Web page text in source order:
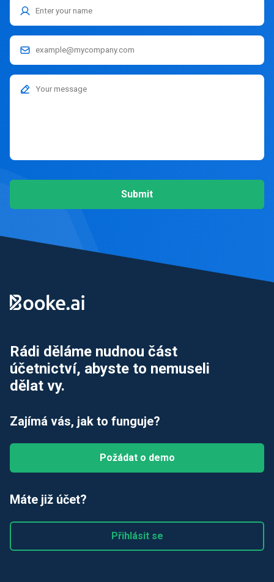
Submit
Rádi děláme nudnou část
účetnictví, abyste to nemuseli
dělat vy.
Zajímá vás, jak to funguje?
Požádat o demo
Máte již účet?
Přihlásit se